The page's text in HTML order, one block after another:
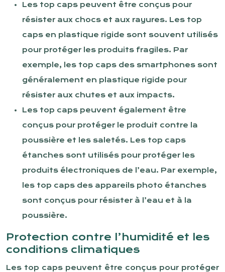
Les top caps peuvent être conçus pour
résister aux chocs et aux rayures. Les top
caps en plastique rigide sont souvent utilisés
pour protéger les produits fragiles. Par
exemple, les top caps des smartphones sont
généralement en plastique rigide pour
résister aux chutes et aux impacts.
Les top caps peuvent également être
conçus pour protéger le produit contre la
poussière et les saletés. Les top caps
étanches sont utilisés pour protéger les
produits électroniques de l’eau. Par exemple,
les top caps des appareils photo étanches
sont conçus pour résister à l’eau et à la
poussière.
Protection contre l’humidité et les
conditions climatiques
Les top caps peuvent être conçus pour protéger